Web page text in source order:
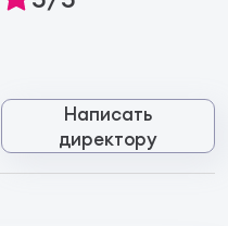
Написать
директору